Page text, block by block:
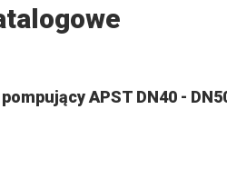
APST DN40 -